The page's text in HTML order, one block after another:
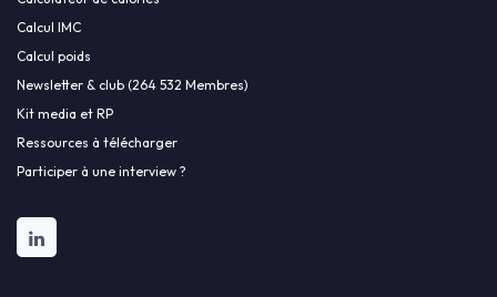
Calcul IMC
Calcul poids
Newsletter & club (264 532 Membres)
Kit media et RP
Ressources à télécharger
Participer à une interview ?